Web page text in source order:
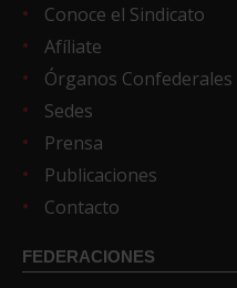
Conoce el Sindicato
Afíliate
Órganos Confederales
Sedes
Prensa
Publicaciones
Contacto
FEDERACIONES